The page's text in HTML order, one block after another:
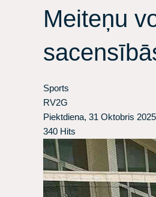
Meiteņu
Sports
RV2G
Piektdiena, 31 Oktobris 2025
340 Hits